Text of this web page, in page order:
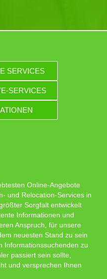
SERVICES
SERVICES
Online-Angebote
und Relocation-Services in
Sorgfalt entwickelt
Informationen und
Anspruch, für unsere
neuesten Stand zu sein
Informationssuchenden zu
passiert sein sollte,
und versprechen Ihnen